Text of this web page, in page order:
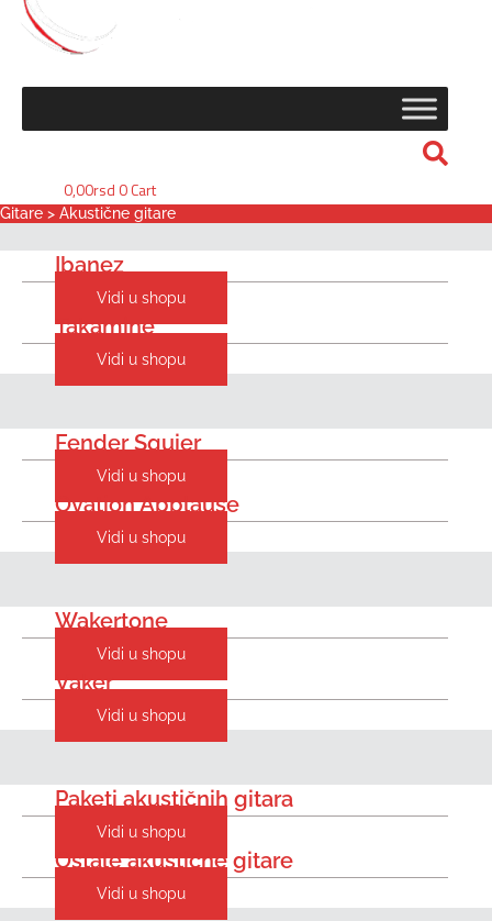
0,00rsd 0 Cart
Gitare > Akustične gitare
Ibanez
Vidi u shopu
Takamine
Vidi u shopu
Fender Squier
Vidi u shopu
Ovation Applause
Vidi u shopu
Wakertone
Vidi u shopu
Vaker
Vidi u shopu
Paketi akustičnih gitara
Vidi u shopu
Ostale akustične gitare
Vidi u shopu